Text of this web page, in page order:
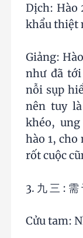
Dịch: Hào
khẩu thiệt
Giảng:
như đã
nỗi sụp
nên tuy
khéo,
hào 1,
rốt cuộc
3. 九 三 : 需
Cửu tam: